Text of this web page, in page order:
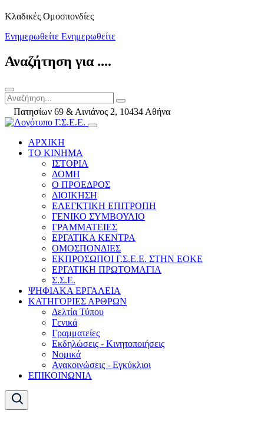
Kλαδικές Ομοσπονδίες
Ενημερωθείτε Ενημερωθείτε
Αναζήτηση για ....
Πατησίων 69 & Αινιάνος 2, 10434 Αθήνα
ΑΡΧΙΚΗ
ΤΟ ΚΙΝΗΜΑ
ΙΣΤΟΡΙΑ
ΔΟΜΗ
Ο ΠΡΟΕΔΡΟΣ
ΔΙΟΙΚΗΣΗ
ΕΛΕΓΚΤΙΚΗ ΕΠΙΤΡΟΠΗ
ΓΕΝΙΚΟ ΣΥΜΒΟΥΛΙΟ
ΓΡΑΜΜΑΤΕΙΕΣ
ΕΡΓΑΤΙΚΑ ΚΕΝΤΡΑ
ΟΜΟΣΠΟΝΔΙΕΣ
ΕΚΠΡΟΣΩΠΟΙ Γ.Σ.Ε.Ε. ΣΤΗΝ ΕΟΚΕ
ΕΡΓΑΤΙΚΗ ΠΡΩΤΟΜΑΓΙΑ
Σ.Σ.Ε.
ΨΗΦΙΑΚΑ ΕΡΓΑΛΕΙΑ
ΚΑΤΗΓΟΡΙΕΣ ΑΡΘΡΩΝ
Δελτία Τύπου
Γενικά
Γραμματείες
Εκδηλώσεις - Κινητοποιήσεις
Νομικά
Ανακοινώσεις - Εγκύκλιοι
ΕΠΙΚΟΙΝΩΝΙΑ